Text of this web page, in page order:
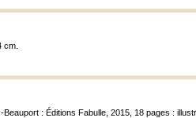
cm.
Beauport : Éditions Fabulle, 2015, 18 pages :